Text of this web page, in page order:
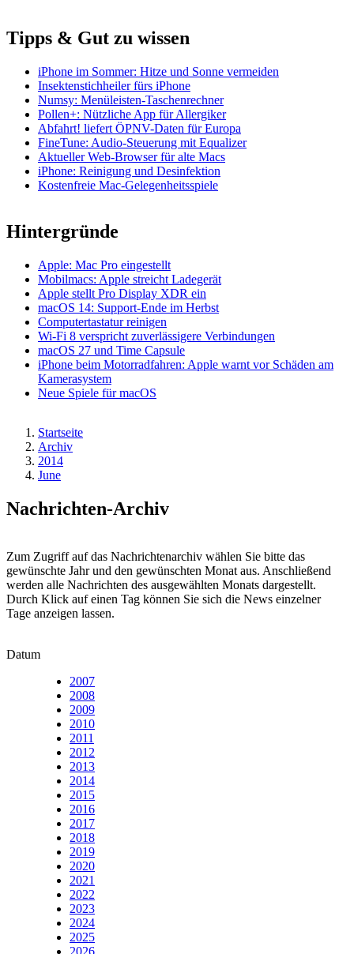
Tipps & Gut zu wissen
iPhone im Sommer: Hitze und Sonne vermeiden
Insektenstichheiler fürs iPhone
Numsy: Menüleisten-Taschenrechner
Pollen+: Nützliche App für Allergiker
Abfahrt! liefert ÖPNV-Daten für Europa
FineTune: Audio-Steuerung mit Equalizer
Aktueller Web-Browser für alte Macs
iPhone: Reinigung und Desinfektion
Kostenfreie Mac-Gelegenheitsspiele
Hintergründe
Apple: Mac Pro eingestellt
Mobilmacs: Apple streicht Ladegerät
Apple stellt Pro Display XDR ein
macOS 14: Support-Ende im Herbst
Computertastatur reinigen
Wi-Fi 8 verspricht zuverlässigere Verbindungen
macOS 27 und Time Capsule
iPhone beim Motorradfahren: Apple warnt vor Schäden am
Kamerasystem
Neue Spiele für macOS
Pfadnavigation
Startseite
Archiv
2014
June
Nachrichten-Archiv
Zum Zugriff auf das Nachrichtenarchiv wählen Sie bitte das
gewünschte Jahr und den gewünschten Monat aus. Anschließend
werden alle Nachrichten des ausgewählten Monats dargestellt.
Durch Klick auf einen Tag können Sie sich die News einzelner
Tage anzeigen lassen.
Datum
2007
2008
2009
2010
2011
2012
2013
2014
2015
2016
2017
2018
2019
2020
2021
2022
2023
2024
2025
2026